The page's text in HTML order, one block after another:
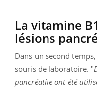
La vitamine
lésions
Dans un second
souris de laboratoire. "
pancréatite ont été